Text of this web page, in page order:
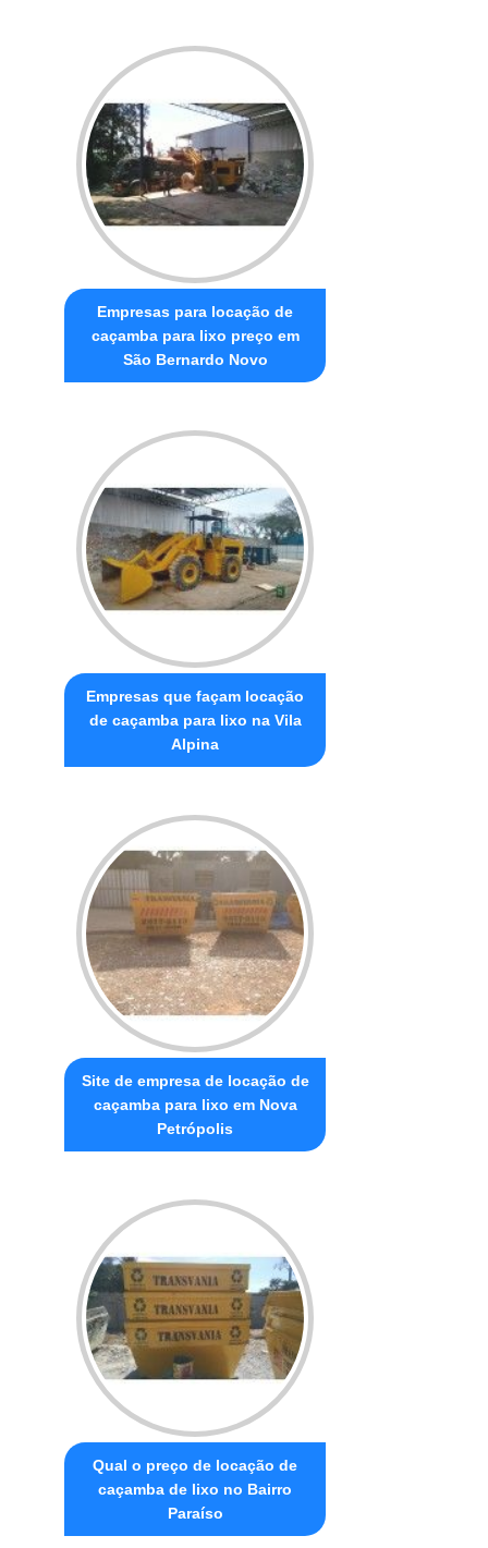
Empresas para locação de
caçamba para lixo preço em
São Bernardo Novo
Empresas que façam locação
de caçamba para lixo na Vila
Alpina
Site de empresa de locação de
caçamba para lixo em Nova
Petrópolis
Qual o preço de locação de
caçamba de lixo no Bairro
Paraíso